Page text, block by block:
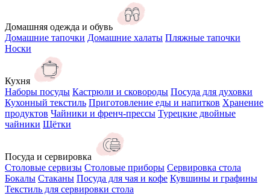
Домашняя одежда и обувь
Домашние тапочки Домашние халаты Пляжные тапочки
Носки
Кухня
Наборы посуды Кастрюли и сковороды Посуда для духовки
Кухонный текстиль Приготовление еды и напитков Хранение
продуктов Чайники и френч-прессы Турецкие двойные
чайники Щётки
Посуда и сервировка
Столовые сервизы Столовые приборы Сервировка стола
Бокалы Стаканы Посуда для чая и кофе Кувшины и графины
Текстиль для сервировки стола